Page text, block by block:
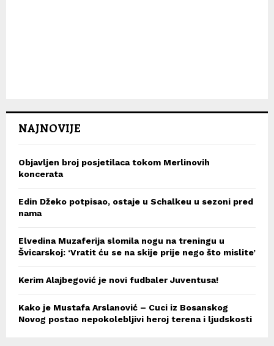
NAJNOVIJE
Objavljen broj posjetilaca tokom Merlinovih
koncerata
Edin Džeko potpisao, ostaje u Schalkeu u sezoni pred
nama
Elvedina Muzaferija slomila nogu na treningu u
Švicarskoj: ‘Vratit ću se na skije prije nego što mislite’
Kerim Alajbegović je novi fudbaler Juventusa!
Kako je Mustafa Arslanović – Cuci iz Bosanskog
Novog postao nepokolebljivi heroj terena i ljudskosti